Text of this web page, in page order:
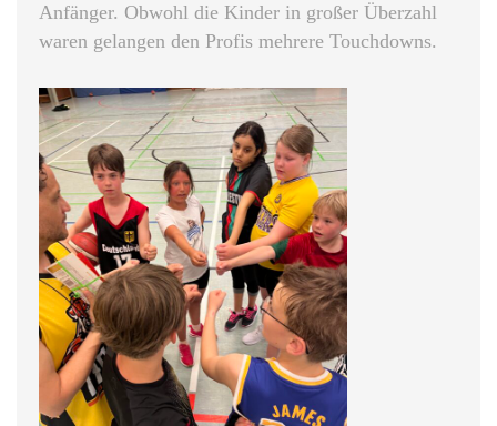
Anfänger. Obwohl die Kinder in großer Überzahl
waren gelangen den Profis mehrere Touchdowns.